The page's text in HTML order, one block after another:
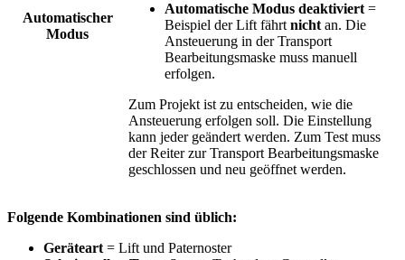
Automatischer
Modus
Automatische Modus deaktiviert=
Beispiel der Lift fährtnichtan. Die
Ansteuerung in der Transport
Bearbeitungsmaske muss manuell
erfolgen.
Zum Projekt ist zu entscheiden, wie die
Ansteuerung erfolgen soll. Die Einstellung
kann jeder geändert werden. Zum Test muss
der Reiter zur Transport Bearbeitungsmaske
geschlossen und neu geöffnet werden.
Folgende Kombinationen sind üblich:
Geräteart= Lift und Paternoster